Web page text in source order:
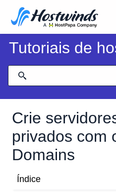
Tutoriais de
Crie
privados com
Domains
Índice